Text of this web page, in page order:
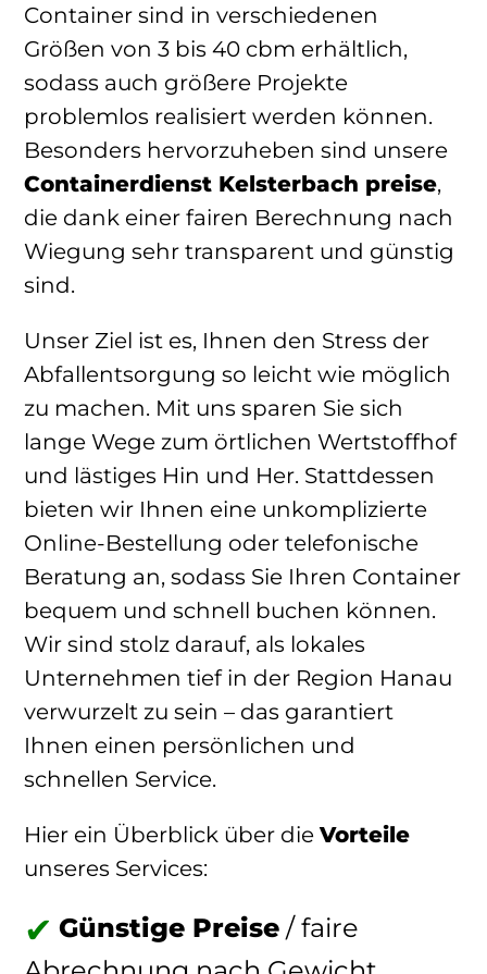
Container sind in verschiedenen
Größen von 3 bis 40 cbm erhältlich,
sodass auch größere Projekte
problemlos realisiert werden können.
Besonders hervorzuheben sind unsere
Containerdienst Kelsterbach preise,
die dank einer fairen Berechnung nach
Wiegung sehr transparent und günstig
sind.
Unser Ziel ist es, Ihnen den Stress der
Abfallentsorgung so leicht wie möglich
zu machen. Mit uns sparen Sie sich
lange Wege zum örtlichen Wertstoffhof
und lästiges Hin und Her. Stattdessen
bieten wir Ihnen eine unkomplizierte
Online-Bestellung oder telefonische
Beratung an, sodass Sie Ihren Container
bequem und schnell buchen können.
Wir sind stolz darauf, als lokales
Unternehmen tief in der Region Hanau
verwurzelt zu sein – das garantiert
Ihnen einen persönlichen und
schnellen Service.
Hier ein Überblick über dieVorteile
unseres Services:
Günstige Preise / faire